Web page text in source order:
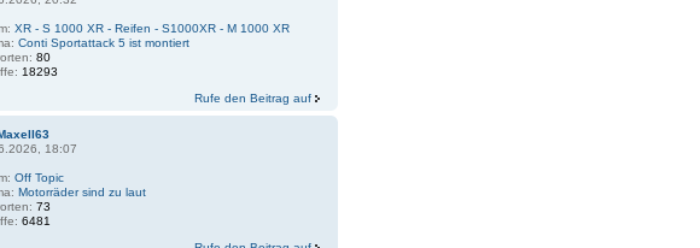
XR - S 1000 XR - Reifen - S1000XR - M 1000 XR
Conti Sportattack 5 ist montiert
80
18293
Rufe den Beitrag auf
18:07
Off Topic
Motorräder sind zu laut
73
6481